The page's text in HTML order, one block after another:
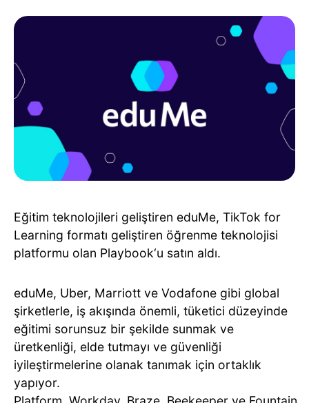
Eğitim teknolojileri geliştiren eduMe, TikTok for
Learning formatı geliştiren öğrenme teknolojisi
platformu olan Playbook‘u satın aldı.
eduMe, Uber, Marriott ve Vodafone gibi global
şirketlerle, iş akışında önemli, tüketici düzeyinde
eğitimi sorunsuz bir şekilde sunmak ve
üretkenliği, elde tutmayı ve güvenliği
iyileştirmelerine olanak tanımak için ortaklık
yapıyor.